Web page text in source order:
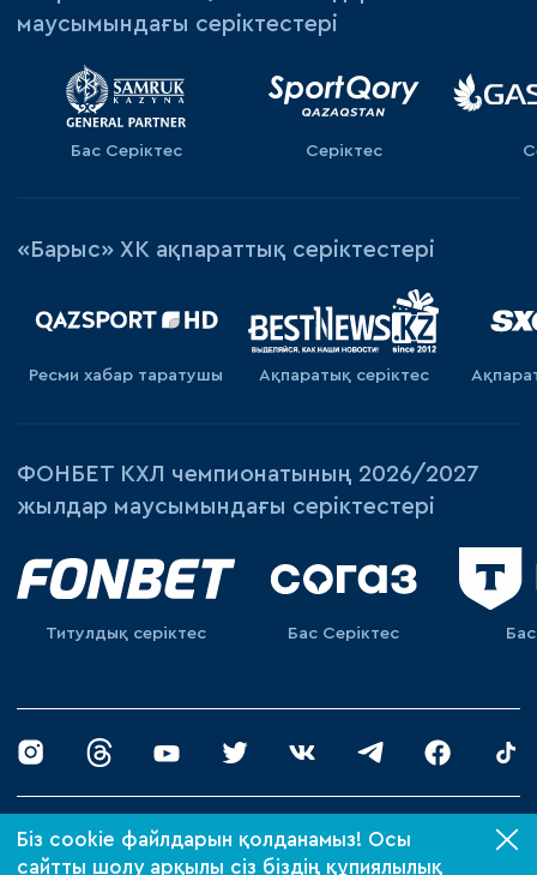
Біз cookie файлдарын қолданамыз! Осы
сайтты шолу арқылы сіз біздің құпиялылық
маусымындағы серіктестері
Бас Серіктес Серіктес
«Барыс» ХК ақпараттық серіктестері
Ресми хабар таратушы Ақпаратық серiктес
ФОНБЕТ КХЛ чемпионатының 2026/2027
жылдар маусымындағы серіктестері
Титулдық серіктес Бас Серіктес
© 2026 «Барыс ХК»
Құпиялылық саясаты